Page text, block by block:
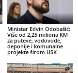
Ministar Edvin Odobašić:
Više od 2,25 miliona KM
za puteve, vodovode,
deponije i komunalne
projekte širom USK